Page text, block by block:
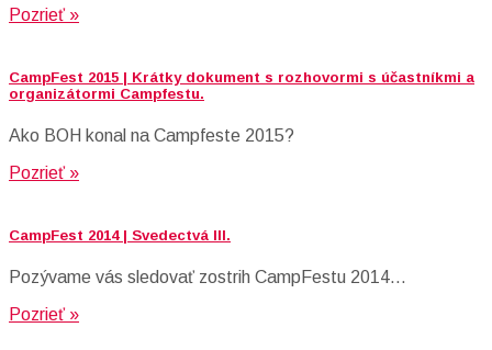
Pozrieť »
CampFest 2015 | Krátky dokument s rozhovormi s účastníkmi a
organizátormi Campfestu.
Ako BOH konal na Campfeste 2015?
Pozrieť »
CampFest 2014 | Svedectvá III.
Pozývame vás sledovať zostrih CampFestu 2014…
Pozrieť »